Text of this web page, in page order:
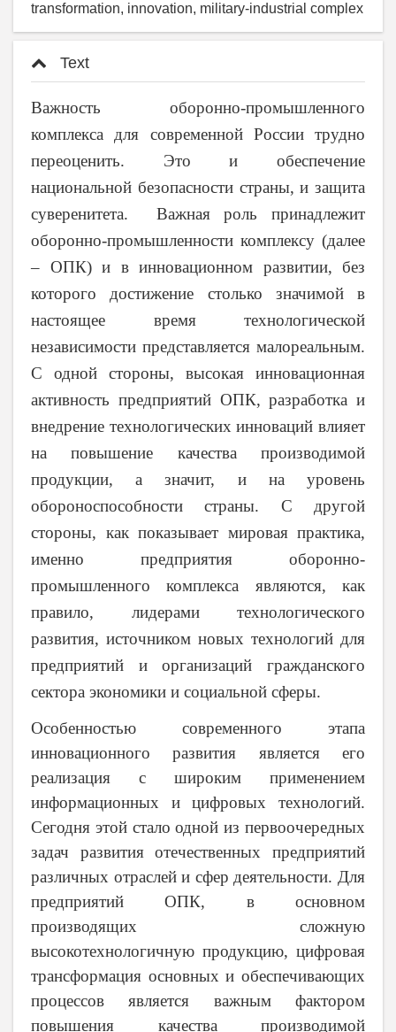
transformation, innovation, military-industrial complex
Text
Важность оборонно-промышленного
комплекса для современной России трудно
переоценить. Это и обеспечение
национальной безопасности страны, и защита
суверенитета. Важная роль принадлежит
оборонно-промышленности комплексу (далее
– ОПК) и в инновационном развитии, без
которого достижение столько значимой в
настоящее время технологической
независимости представляется малореальным.
С одной стороны, высокая инновационная
активность предприятий ОПК, разработка и
внедрение технологических инноваций влияет
на повышение качества производимой
продукции, а значит, и на уровень
обороноспособности страны. С другой
стороны, как показывает мировая практика,
именно предприятия оборонно-
промышленного комплекса являются, как
правило, лидерами технологического
развития, источником новых технологий для
предприятий и организаций гражданского
сектора экономики и социальной сферы.
Особенностью современного этапа
инновационного развития является его
реализация с широким применением
информационных и цифровых технологий.
Сегодня этой стало одной из первоочередных
задач развития отечественных предприятий
различных отраслей и сфер деятельности. Для
предприятий ОПК, в основном
производящих сложную
высокотехнологичную продукцию, цифровая
трансформация основных и обеспечивающих
процессов является важным фактором
повышения качества производимой